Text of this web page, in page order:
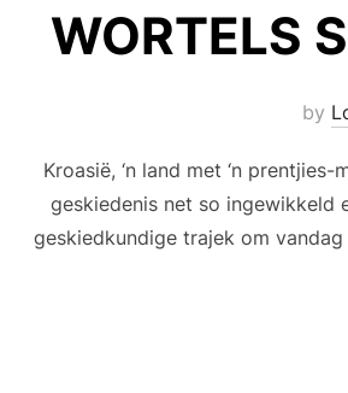
WORTELS
by
Kroasië, ‘n land met ‘n
geskiedenis net so ingewikkeld
geskiedkundige trajek om